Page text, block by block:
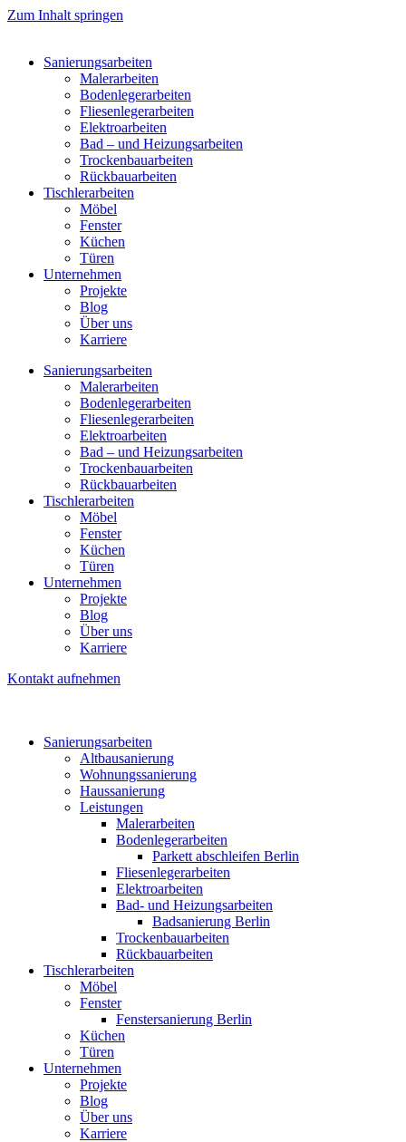
Zum Inhalt springen
Sanierungsarbeiten
Malerarbeiten
Bodenlegerarbeiten
Fliesenlegerarbeiten
Elektroarbeiten
Bad – und Heizungsarbeiten
Trockenbauarbeiten
Rückbauarbeiten
Tischlerarbeiten
Möbel
Fenster
Küchen
Türen
Unternehmen
Projekte
Blog
Über uns
Karriere
Sanierungsarbeiten
Malerarbeiten
Bodenlegerarbeiten
Fliesenlegerarbeiten
Elektroarbeiten
Bad – und Heizungsarbeiten
Trockenbauarbeiten
Rückbauarbeiten
Tischlerarbeiten
Möbel
Fenster
Küchen
Türen
Unternehmen
Projekte
Blog
Über uns
Karriere
Kontakt aufnehmen
Sanierungsarbeiten
Altbausanierung
Wohnungssanierung
Haussanierung
Leistungen
Malerarbeiten
Bodenlegerarbeiten
Parkett abschleifen Berlin
Fliesenlegerarbeiten
Elektroarbeiten
Bad- und Heizungsarbeiten
Badsanierung Berlin
Trockenbauarbeiten
Rückbauarbeiten
Tischlerarbeiten
Möbel
Fenster
Fenstersanierung Berlin
Küchen
Türen
Unternehmen
Projekte
Blog
Über uns
Karriere